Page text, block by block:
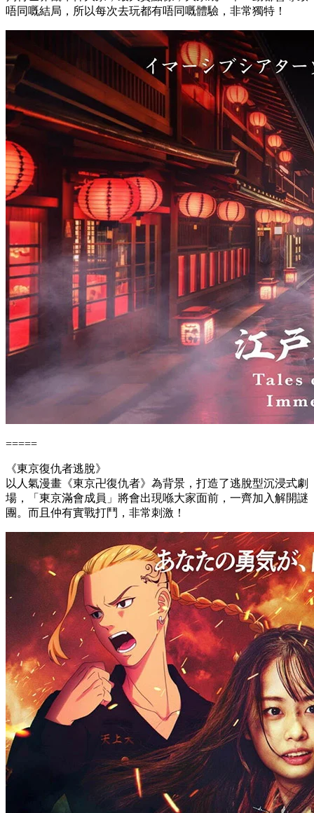
唔同嘅結局，所以每次去玩都有唔同嘅體驗，非常獨特！
=====
《東京復仇者逃脫》
以人氣漫畫《東京卍復仇者》為背景，打造了逃脫型沉浸式劇
場，「東京滿會成員」將會出現喺大家面前，一齊加入解開謎
團。而且仲有實戰打鬥，非常刺激！